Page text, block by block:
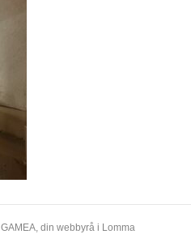
GAMEA, din webbyrå i Lomma